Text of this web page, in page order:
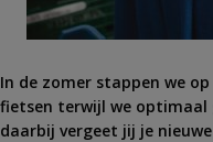
In de zomer stappen we
fietsen terwijl we optimaal
daarbij vergeet jij je